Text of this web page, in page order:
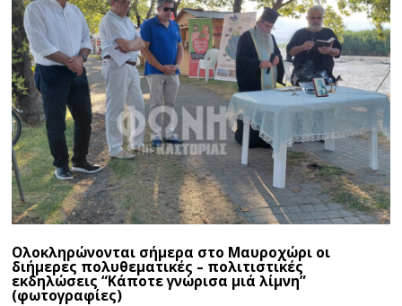
Ολοκληρώνονται σήμερα στο Μαυροχώρι οι
διήμερες πολυθεματικές – πολιτιστικές
εκδηλώσεις “Κάποτε γνώρισα μιά λίμνη”
(φωτογραφίες)